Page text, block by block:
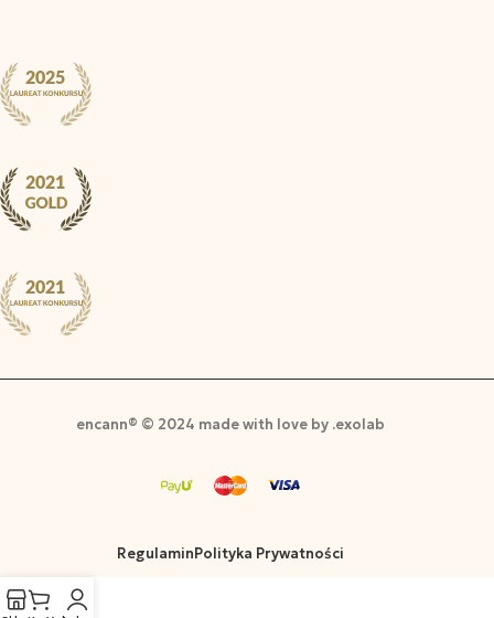
encann® © 2024 made with love by .exolab
RegulaminPolityka Prywatności